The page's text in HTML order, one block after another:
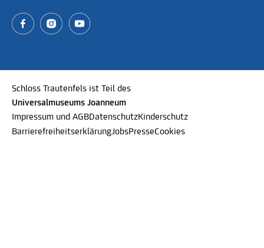
Schloss Trautenfels ist Teil des
Universalmuseums Joanneum
Impressum und AGBDatenschutzKinderschutz
BarrierefreiheitserklärungJobsPresseCookies